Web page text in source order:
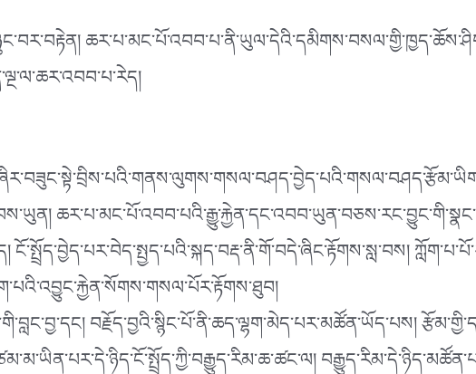
བརྗོད་བྱའི་སྙིང་པོ་ནི་ཆད་ལྷག་མེད་པར་མཚོན་ཡོད་པས།